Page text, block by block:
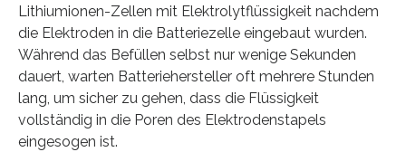
Lithiumionen-Zellen mit Elektrolytflüssigkeit nachdem
die Elektroden in die Batteriezelle eingebaut wurden.
Während das Befüllen selbst nur wenige Sekunden
dauert, warten Batteriehersteller oft mehrere Stunden
lang, um sicher zu gehen, dass die Flüssigkeit
vollständig in die Poren des Elektrodenstapels
eingesogen ist.